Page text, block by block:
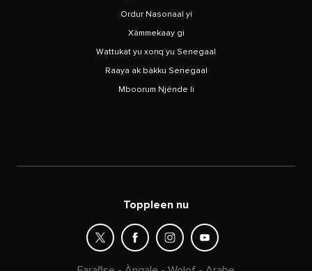
Ordur Nasonaal yi
Xàmmekaay gi
Wattukat yu xonq yu Senegaal
Raaya ak bàkku Senegaal
Mboorum Njénde li
Toppleen nu